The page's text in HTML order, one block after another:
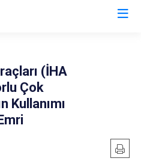
(İHA
Çok
Kullanımı